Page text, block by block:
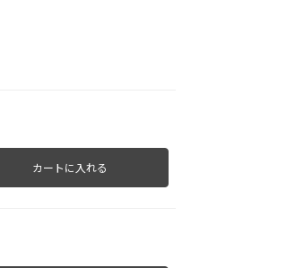
カートに入れる